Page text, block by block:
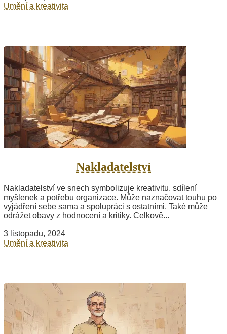
Umění a kreativita
Nakladatelství
Nakladatelství ve snech symbolizuje kreativitu, sdílení
myšlenek a potřebu organizace. Může naznačovat touhu po
vyjádření sebe sama a spolupráci s ostatními. Také může
odrážet obavy z hodnocení a kritiky. Celkově...
3 listopadu, 2024
Umění a kreativita